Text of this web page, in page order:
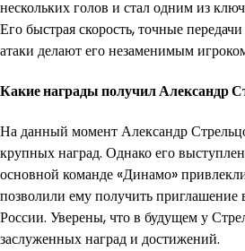
нескольких голов и стал одним из
Его быстрая скорость, точные
атаки делают его незаменимым
Какие награды получил Александр
На данный момент Александр
крупных наград. Однако его
основной команде «Динамо»
позволили ему получить
России. Уверены, что в будущем у
заслуженных наград и достижений.